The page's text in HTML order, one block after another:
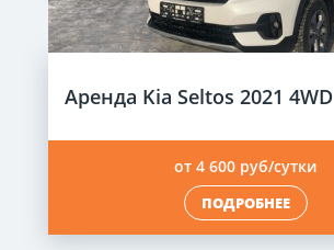
Аренда Kia Seltos 2021 4WD
от 4 600 руб/сутки
ПОДРОБНЕЕ